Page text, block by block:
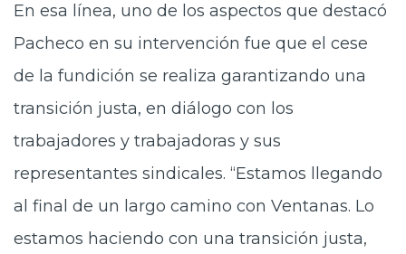
En esa línea, uno de los aspectos que destacó
Pacheco en su intervención fue que el cese
de la fundición se realiza garantizando una
transición justa, en diálogo con los
trabajadores y trabajadoras y sus
representantes sindicales. “Estamos llegando
al final de un largo camino con Ventanas. Lo
estamos haciendo con una transición justa,